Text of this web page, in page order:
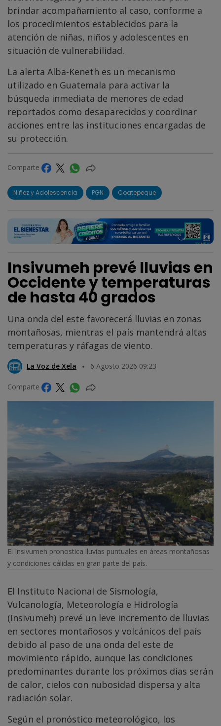
brindar acompañamiento al caso, conforme a
los procedimientos establecidos para la
atención de niñas, niños y adolescentes en
situación de vulnerabilidad.
La alerta Alba-Keneth es un mecanismo
utilizado en Guatemala para activar la
búsqueda inmediata de menores de edad
reportados como desaparecidos y coordinar
acciones entre las instituciones encargadas de
su protección.
Comparte
Niñez y Adolescencia PGN Coatepeque
Insivumeh prevé lluvias en
Occidente y temperaturas
de hasta 40 grados
Una onda del este favorecerá lluvias en zonas
montañosas, mientras el país mantendrá altas
temperaturas y ráfagas de viento.
La Voz de Xela 6 Agosto 2026 09:23
Comparte
El Insivumeh pronostica lluvias puntuales en áreas montañosas
y condiciones cálidas en gran parte del país.
El Instituto Nacional de Sismología,
Vulcanología, Meteorología e Hidrología
(Insivumeh) prevé un leve incremento de lluvias
en sectores montañosos y volcánicos del país
debido al paso de una onda del este de
movimiento rápido, aunque las condiciones
predominantes durante los próximos días serán
de calor, cielos con nubosidad dispersa y alta
radiación solar.
Según el pronóstico meteorológico, los